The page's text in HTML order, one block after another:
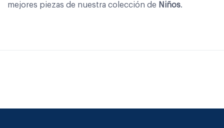
mejores piezas de nuestra colección de Niños.